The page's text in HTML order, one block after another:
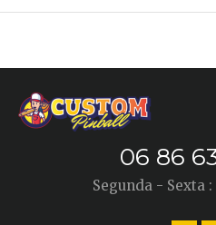
06 86
Segunda - Sexta